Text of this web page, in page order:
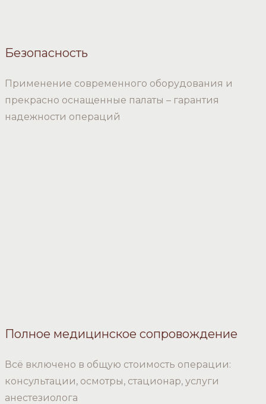
Безопасность
Применение современного оборудования и
прекрасно оснащенные палаты – гарантия
надежности операций
Полное медицинское сопровождение
Всё включено в общую стоимость операции:
консультации, осмотры, стационар, услуги
анестезиолога